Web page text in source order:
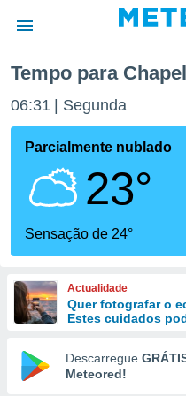
da
foi
fornecidas
a este
das
e
forma
digital
Tempo para
06:31 Segunda
Parcialmente nublado
23°
Sensação de 24°
Actualidade
Quer fotografar o
Estes cuidados
Descarregue
Meteored!